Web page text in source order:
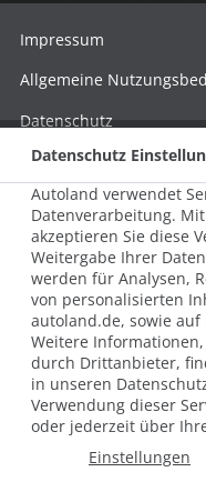
© 2026 AUTOLAND 24 SE & Co. Betriebs
Werner-von-Siemens-Str. 2, 06796
Impressum
Allgemeine
Datenschutz
Hinweisgebersystem
Beschwerde nach LkSG
Grundsatzerklärung zum
Datenschutz
Autoland verwendet
Datenverarbeitung.
akzeptieren Sie diese
Weitergabe Ihrer
werden für Analysen,
von personalisierten
autoland.de, sowie
Weitere
durch Drittanbieter,
in unseren
Verwendung dieser
oder jederzeit über
Einstellungen